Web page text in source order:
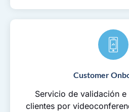
Customer
Servicio de validación
clientes por